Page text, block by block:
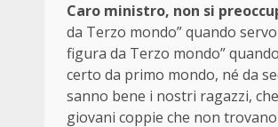
Caro ministro, non si
da Terzo mondo” quando
figura da Terzo mondo”
certo da primo mondo, né da
sanno bene i nostri ragazzi,
giovani coppie che non